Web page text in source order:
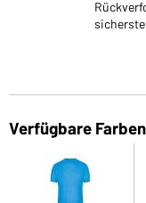
Verfügbare Farben